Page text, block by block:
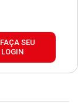
FAÇA SEU
LOGIN